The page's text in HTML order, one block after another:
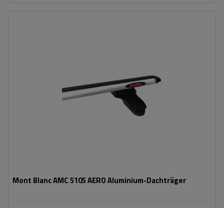
Mont Blanc AMC 5105 AERO Aluminium-Dachträger